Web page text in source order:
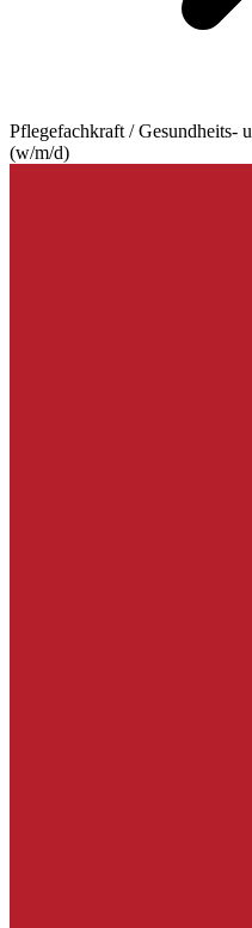
Pflegefachkraft / Gesundheits-
(w/m/d)